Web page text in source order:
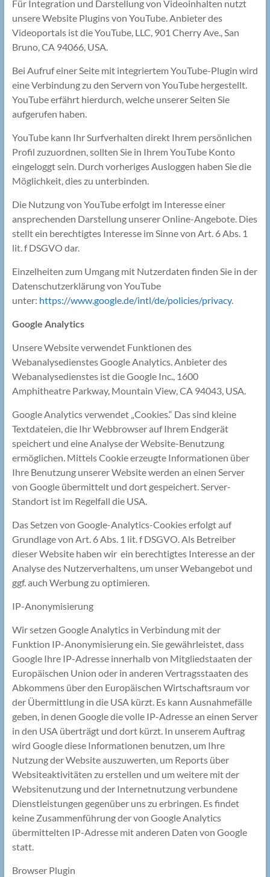
Für Integration und Darstellung von Videoinhalten nutzt
unsere Website Plugins von YouTube. Anbieter des
Videoportals ist die YouTube, LLC, 901 Cherry Ave., San
Bruno, CA 94066, USA.
Bei Aufruf einer Seite mit integriertem YouTube-Plugin wird
eine Verbindung zu den Servern von YouTube hergestellt.
YouTube erfährt hierdurch, welche unserer Seiten Sie
aufgerufen haben.
YouTube kann Ihr Surfverhalten direkt Ihrem persönlichen
Profil zuzuordnen, sollten Sie in Ihrem YouTube Konto
eingeloggt sein. Durch vorheriges Ausloggen haben Sie die
Möglichkeit, dies zu unterbinden.
Die Nutzung von YouTube erfolgt im Interesse einer
ansprechenden Darstellung unserer Online-Angebote. Dies
stellt ein berechtigtes Interesse im Sinne von Art. 6 Abs. 1
lit. f DSGVO dar.
Einzelheiten zum Umgang mit Nutzerdaten finden Sie in der
Datenschutzerklärung von YouTube
unter: https://www.google.de/intl/de/policies/privacy.
Google Analytics
Unsere Website verwendet Funktionen des
Webanalysedienstes Google Analytics. Anbieter des
Webanalysedienstes ist die Google Inc., 1600
Amphitheatre Parkway, Mountain View, CA 94043, USA.
Google Analytics verwendet „Cookies.“ Das sind kleine
Textdateien, die Ihr Webbrowser auf Ihrem Endgerät
speichert und eine Analyse der Website-Benutzung
ermöglichen. Mittels Cookie erzeugte Informationen über
Ihre Benutzung unserer Website werden an einen Server
von Google übermittelt und dort gespeichert. Server-
Standort ist im Regelfall die USA.
Das Setzen von Google-Analytics-Cookies erfolgt auf
Grundlage von Art. 6 Abs. 1 lit. f DSGVO. Als Betreiber
dieser Website haben wir ein berechtigtes Interesse an der
Analyse des Nutzerverhaltens, um unser Webangebot und
ggf. auch Werbung zu optimieren.
IP-Anonymisierung
Wir setzen Google Analytics in Verbindung mit der
Funktion IP-Anonymisierung ein. Sie gewährleistet, dass
Google Ihre IP-Adresse innerhalb von Mitgliedstaaten der
Europäischen Union oder in anderen Vertragsstaaten des
Abkommens über den Europäischen Wirtschaftsraum vor
der Übermittlung in die USA kürzt. Es kann Ausnahmefälle
geben, in denen Google die volle IP-Adresse an einen Server
in den USA überträgt und dort kürzt. In unserem Auftrag
wird Google diese Informationen benutzen, um Ihre
Nutzung der Website auszuwerten, um Reports über
Websiteaktivitäten zu erstellen und um weitere mit der
Websitenutzung und der Internetnutzung verbundene
Dienstleistungen gegenüber uns zu erbringen. Es findet
keine Zusammenführung der von Google Analytics
übermittelten IP-Adresse mit anderen Daten von Google
statt.
Browser Plugin